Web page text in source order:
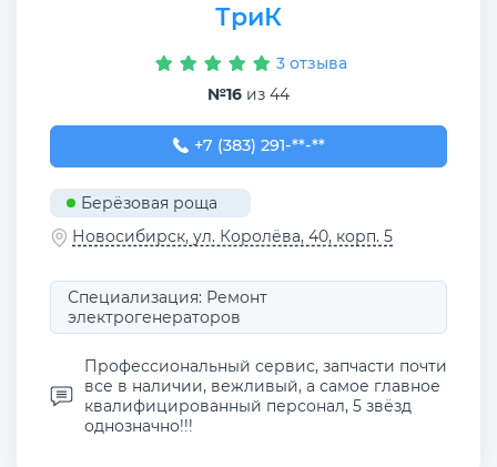
ТриК
3 отзыва
№16 из 44
+7 (383) 291-18-22
+7 (383) 291-**-**
Берёзовая роща
Новосибирск, ул. Королёва, 40, корп. 5
Специализация: Ремонт
электрогенераторов
Профессиональный сервис, запчасти почти
все в наличии, вежливый, а самое главное
квалифицированный персонал, 5 звёзд
однозначно!!!